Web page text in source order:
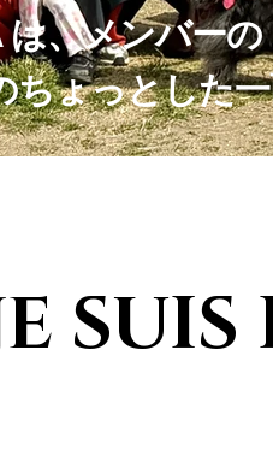
は、メンバーの
ちょっとした